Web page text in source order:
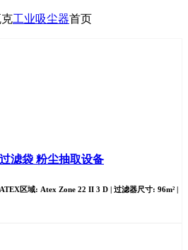
工业吸尘器首页
滤袋 粉尘抽取设备
区域: Atex Zone 22 II 3 D | 过滤器尺寸: 96m² |